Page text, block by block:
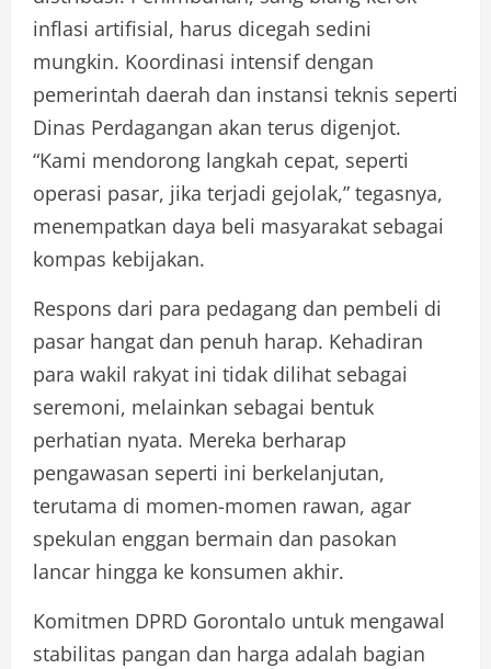
inflasi artifisial, harus dicegah sedini
mungkin. Koordinasi intensif dengan
pemerintah daerah dan instansi teknis seperti
Dinas Perdagangan akan terus digenjot.
“Kami mendorong langkah cepat, seperti
operasi pasar, jika terjadi gejolak,” tegasnya,
menempatkan daya beli masyarakat sebagai
kompas kebijakan.
Respons dari para pedagang dan pembeli di
pasar hangat dan penuh harap. Kehadiran
para wakil rakyat ini tidak dilihat sebagai
seremoni, melainkan sebagai bentuk
perhatian nyata. Mereka berharap
pengawasan seperti ini berkelanjutan,
terutama di momen-momen rawan, agar
spekulan enggan bermain dan pasokan
lancar hingga ke konsumen akhir.
Komitmen DPRD Gorontalo untuk mengawal
stabilitas pangan dan harga adalah bagian